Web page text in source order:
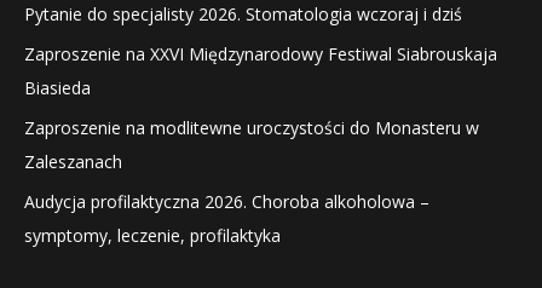
Pytanie do specjalisty 2026. Stomatologia wczoraj i dziś
Zaproszenie na XXVI Międzynarodowy Festiwal Siabrouskaja
Biasieda
Zaproszenie na modlitewne uroczystości do Monasteru w
Zaleszanach
Audycja profilaktyczna 2026. Choroba alkoholowa –
symptomy, leczenie, profilaktyka